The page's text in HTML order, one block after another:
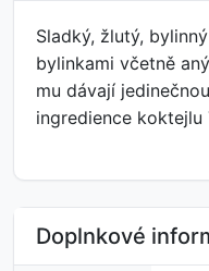
Sladký, žlutý,
bylinkami včetně
mu dávají
ingredience koktejlu
Doplnkové